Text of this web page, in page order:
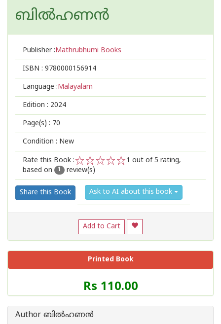
ബില്‍ഹണന്‍
Publisher :Mathrubhumi Books
ISBN : 9780000156914
Language :Malayalam
Edition : 2024
Page(s) : 70
Condition : New
Rate this Book :
2
1
1 out of 5 rating,
based on
1 review(s)
Share this Book Ask to AI about this book
Add to Cart
Printed Book
Price
of
Book
Rs 110.00
Author ബില്‍ഹണന്‍